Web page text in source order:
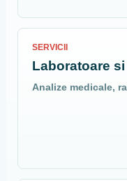
SERVICII
Laboratoare
Analize medicale,